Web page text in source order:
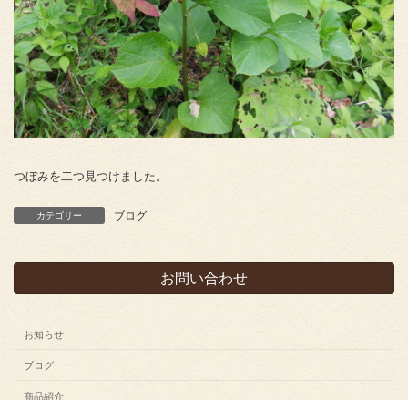
つぼみを二つ見つけました。
カテゴリー ブログ
お問い合わせ
お知らせ
ブログ
商品紹介